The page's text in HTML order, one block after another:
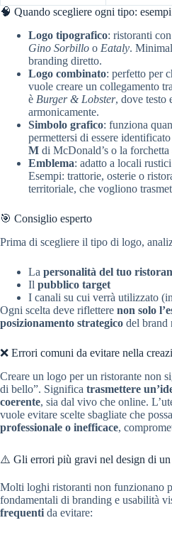
🧠 Quando scegliere ogni tipo:
Logo tipografico: ristoranti
Gino Sorbillo o Eataly.
branding diretto.
Logo combinato: perfetto per
vuole creare un collegamento
è Burger & Lobster, dove testo
armonicamente.
Simbolo grafico: funziona
permettersi di essere
M di McDonald’s o la
Emblema: adatto a locali
Esempi: trattorie, osterie o
territoriale, che vogliono
🎯 Consiglio esperto
Prima di scegliere il tipo di logo,
La personalità del tuo
Il pubblico target
I canali su cui verrà utilizzato
Ogni scelta deve riflettere non solo
posizionamento strategico del brand
❌ Errori comuni da evitare nella
Creare un logo per un ristorante non
di bello”. Significa trasmettere
coerente, sia dal vivo che online.
vuole evitare scelte sbagliate che
professionale o inefficace,
⚠️ Gli errori più gravi nel design di un
Molti loghi ristoranti non funzionano
fondamentali di branding e usabilità
frequenti da evitare: